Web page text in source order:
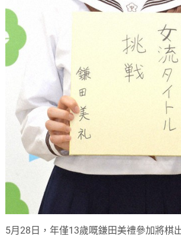
5月28日，年僅13歲嘅鎌田美禮參加將棋